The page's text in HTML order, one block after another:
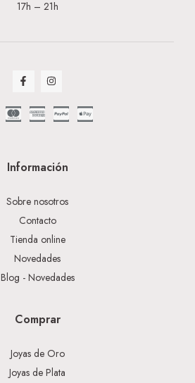
17h – 21h
Información
Sobre nosotros
Contacto
Tienda online
Novedades
Blog - Novedades
Comprar
Joyas de Oro
Joyas de Plata